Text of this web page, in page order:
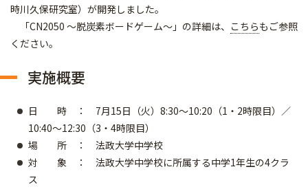
時川久保研究室）が開発しました。
「CN2050 ～脱炭素ボードゲーム～」の詳細は、 こちらもご参照
ください。
実施概要
日 時 ： 7月15日（火）8:30～10:20（1・2時限目）／
10:40～12:30（3・4時限目）
場 所 ： 法政大学中学校
対 象 ： 法政大学中学校に所属する中学1年生の4クラ
ス